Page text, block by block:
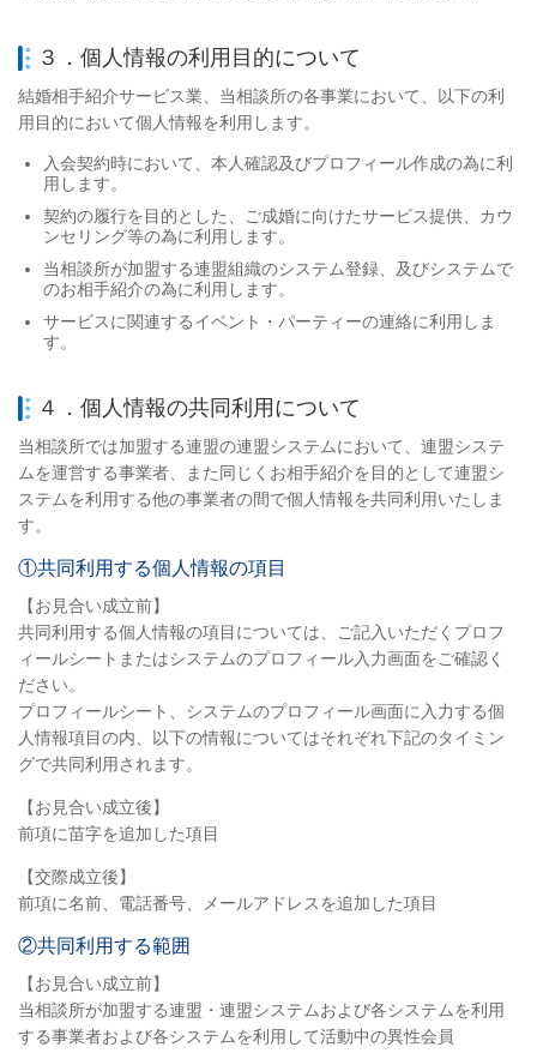
３．個人情報の利用目的について
結婚相手紹介サービス業、 当相談所の各事業において、以下の利
用目的において個人情報を利用します。
入会契約時において、本人確認及びプロフィール作成の為に利
用します。
契約の履行を目的とした、ご成婚に向けたサービス提供、カウ
ンセリング等の為に利用します。
当相談所が加盟する連盟組織のシステム登録、及びシステムで
のお相手紹介の為に利用します。
サービスに関連するイベント・パーティーの連絡に利用しま
す。
４．個人情報の共同利用について
当相談所では加盟する連盟の連盟システムにおいて、連盟システ
ムを運営する事業者、また同じくお相手紹介を目的として連盟シ
ステムを利用する他の事業者の間で個人情報を共同利用いたしま
す。
①共同利用する個人情報の項目
【お見合い成立前】
共同利用する個人情報の項目については、ご記入いただくプロフ
ィールシートまたはシステムのプロフィール入力画面をご確認く
ださい。
プロフィールシート、システムのプロフィール画面に入力する個
人情報項目の内、以下の情報についてはそれぞれ下記のタイミン
グで共同利用されます。
【お見合い成立後】
前項に苗字を追加した項目
【交際成立後】
前項に名前、電話番号、メールアドレスを追加した項目
②共同利用する範囲
【お見合い成立前】
当相談所が加盟する連盟・連盟システムおよび各システムを利用
する事業者および各システムを利用して活動中の異性会員